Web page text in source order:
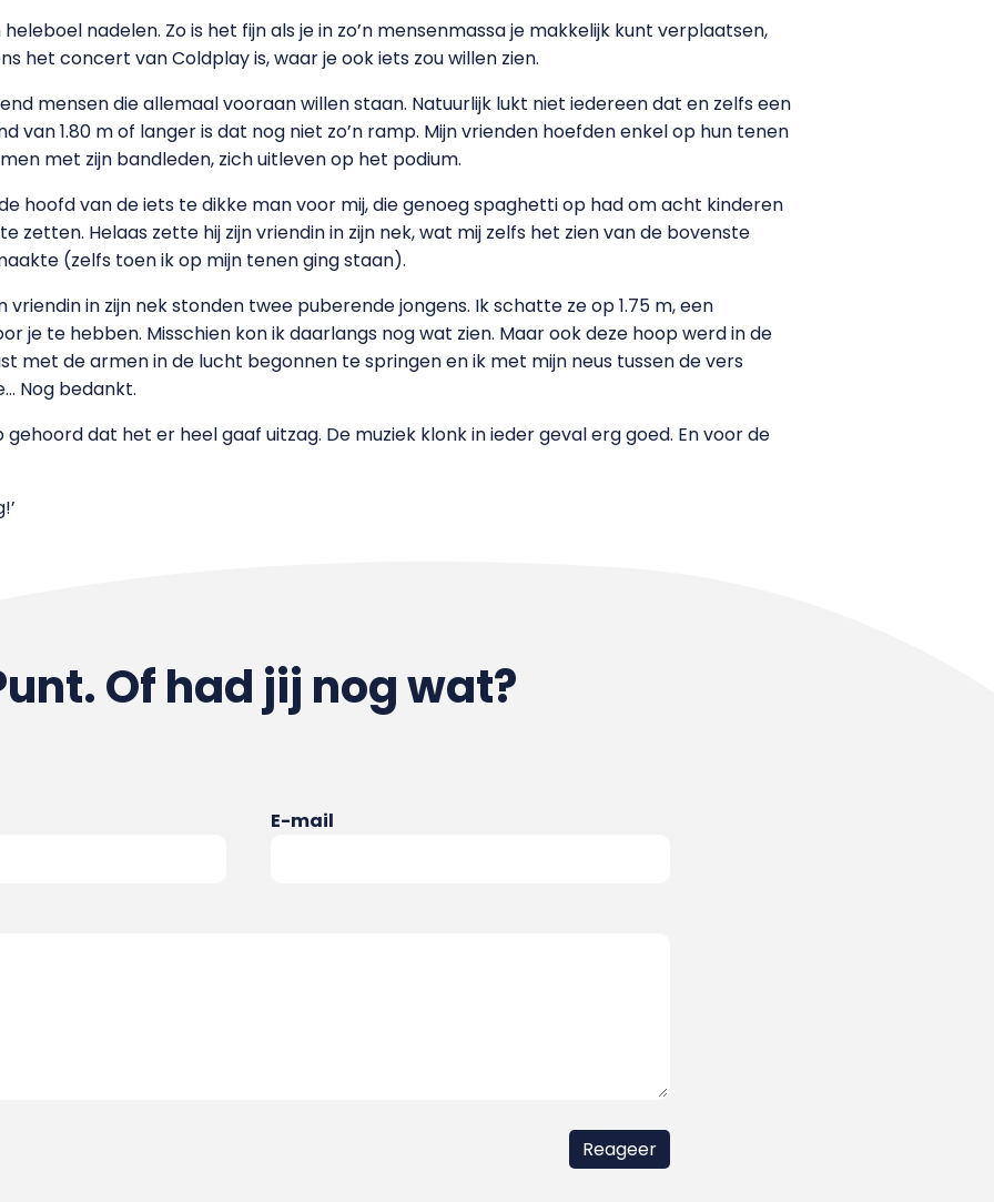
nadelen. Zo is het fijn als je in zo’n mensenmassa je makkelijk kunt verplaatsen,
het concert van Coldplay is, waar je ook iets zou willen zien.
mensen die allemaal vooraan willen staan. Natuurlijk lukt niet iedereen dat en zelfs een
van 1.80 m of langer is dat nog niet zo’n ramp. Mijn vrienden hoefden enkel op hun tenen
met zijn bandleden, zich uitleven op het podium.
hoofd van de iets te dikke man voor mij, die genoeg spaghetti op had om acht kinderen
zetten. Helaas zette hij zijn vriendin in zijn nek, wat mij zelfs het zien van de bovenste
(zelfs toen ik op mijn tenen ging staan).
in zijn nek stonden twee puberende jongens. Ik schatte ze op 1.75 m, een
je te hebben. Misschien kon ik daarlangs nog wat zien. Maar ook deze hoop werd in de
met de armen in de lucht begonnen te springen en ik met mijn neus tussen de vers
Nog bedankt.
dat het er heel gaaf uitzag. De muziek klonk in ieder geval erg goed. En voor de
Of had jij nog wat?
E-mail